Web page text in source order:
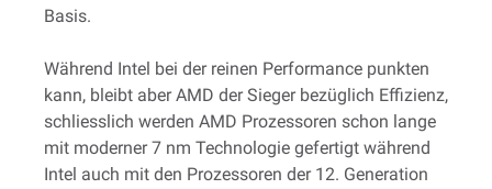
Basis.
Während Intel bei der reinen Performance punkten
kann, bleibt aber AMD der Sieger bezüglich Effizienz,
schliesslich werden AMD Prozessoren schon lange
mit moderner 7 nm Technologie gefertigt während
Intel auch mit den Prozessoren der 12. Generation